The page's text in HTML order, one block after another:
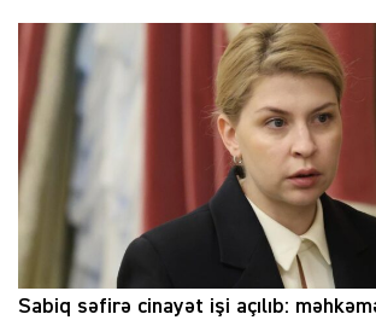
Sabiq səfirə cinayət işi açılıb: